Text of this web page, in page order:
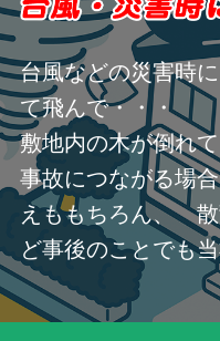
台風などの災害時
て飛んで・・・
敷地内の木が倒れ
事故につながる場
えももちろん、
ど事後のことでも